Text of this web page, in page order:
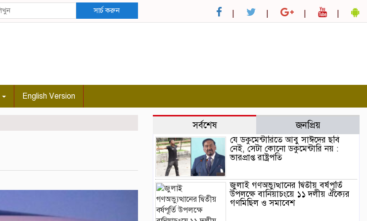
সার্চ করুন
English Version
সর্বশেষ জনপ্রিয়
যে ডকুমেন্টারিতে আবু সাঈদের ছবি
নেই, সেটা কোনো ডকুমেন্টারি নয় :
ভারপ্রাপ্ত রাষ্ট্রপতি
জুলাই গণঅভ্যুত্থানের দ্বিতীয় বর্ষপূর্তি
উপলক্ষে বানিয়াচংয়ে ১১ দলীয় ঐক্যের
গণমিছিল ও সমাবেশ